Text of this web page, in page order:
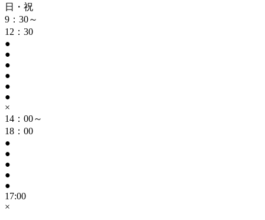
日・祝
9：30～
12：30
●
●
●
●
●
●
×
14：00～
18：00
●
●
●
●
●
17:00
×